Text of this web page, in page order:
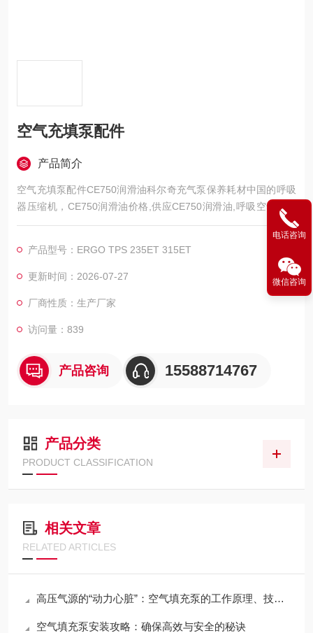
空气充填泵配件
产品简介
空气充填泵配件CE750润滑油科尔奇充气泵保养耗材中国的呼吸
器压缩机，CE750润滑油价格,供应CE750润滑油,呼吸空气压缩
机食品级合成润滑油
产品型号：ERGO TPS 235ET 315ET
更新时间：2026-07-27
厂商性质：生产厂家
访问量：839
产品咨询 15588714767
产品分类
PRODUCT CLASSIFICATION
相关文章
RELATED ARTICLES
高压气源的“动力心脏”：空气填充泵的工作原理、技术分类与全域应用
空气填充泵安装攻略：确保高效与安全的秘诀
电话咨询
微信咨询